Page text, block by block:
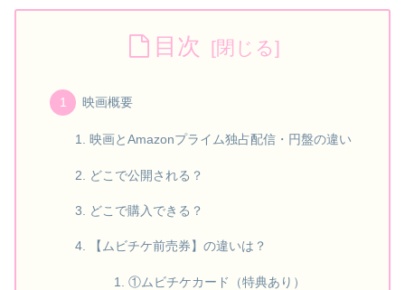
目次
映画概要
映画とAmazonプライム独占配信・円盤の違い
どこで公開される？
どこで購入できる？
【ムビチケ前売券】の違いは？
①ムビチケカード（特典あり）